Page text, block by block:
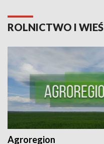
ROLNICTWO I WIEŚ
Agroregion